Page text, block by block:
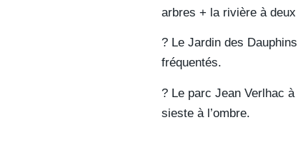
arbres + la rivière à deux
? Le Jardin des
fréquentés.
? Le parc Jean Verlhac
sieste à l’ombre.